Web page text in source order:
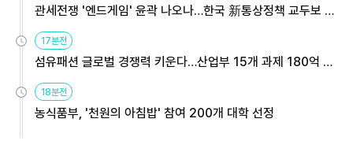
관세전쟁 '엔드게임' 윤곽 나오나…한국 新통상정책 교두보 활
17분전
섬유패션 글로벌 경쟁력 키운다…산업부 15개 과제 180억 지
18분전
농식품부, '천원의 아침밥' 참여 200개 대학 선정